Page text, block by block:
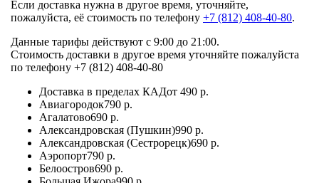
Если доставка нужна в другое время, уточняйте,
пожалуйста, её стоимость по телефону +7 (812) 408-40-80.
Данные тарифы действуют с 9:00 до 21:00.
Стоимость доставки в другое время уточняйте пожалуйста
по телефону +7 (812) 408-40-80
Доставка в пределах КАДот 490 р.
Авиагородок790 р.
Агалатово690 р.
Александровская (Пушкин)990 р.
Александровская (Сестрорецк)690 р.
Аэропорт790 р.
Белоостров690 р.